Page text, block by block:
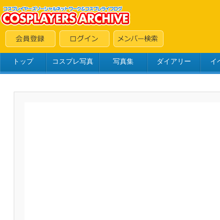
トップ コスプレ写真 写真集 ダイアリー イ